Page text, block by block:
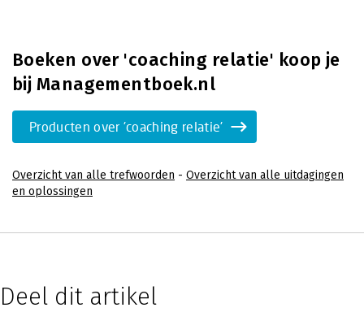
Boeken over 'coaching relatie' koop je
bij Managementboek.nl
Producten over 'coaching relatie'
Overzicht van alle trefwoorden - Overzicht van alle uitdagingen
en oplossingen
Deel dit artikel